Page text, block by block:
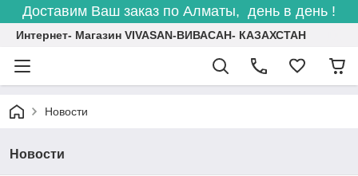
Доставим Ваш заказ по Алматы, день в день !
Интернет- Магазин VIVASAN-ВИВАСАН- КАЗАХСТАН
Новости
Новости